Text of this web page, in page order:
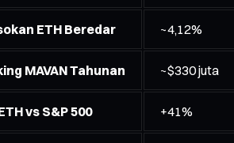
ETH Beredar ~4,12%
MAVAN Tahunan ~$330 juta
vs S&P 500 +41%